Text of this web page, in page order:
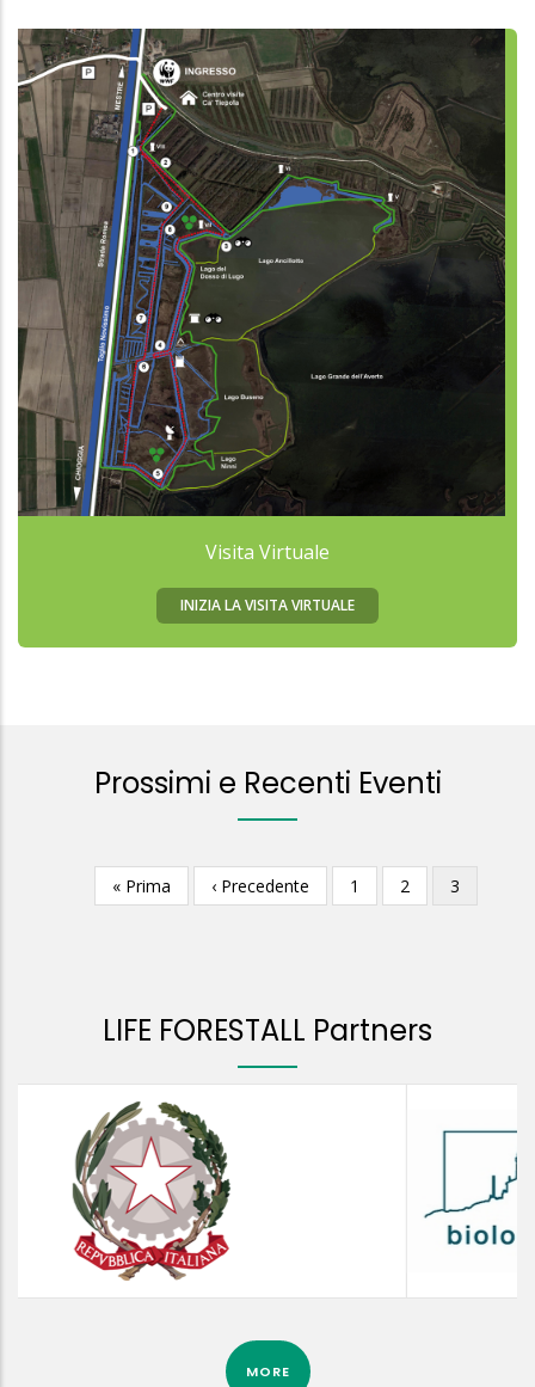
Visita Virtuale
INIZIA LA VISITA VIRTUALE
Prossimi e Recenti Eventi
Paginazione
Prima
pagina
« Prima
Pagina
precedente
‹ Precedente Pagina
1 Pagina
2
Pagina
3
LIFE FORESTALL Partners
MORE